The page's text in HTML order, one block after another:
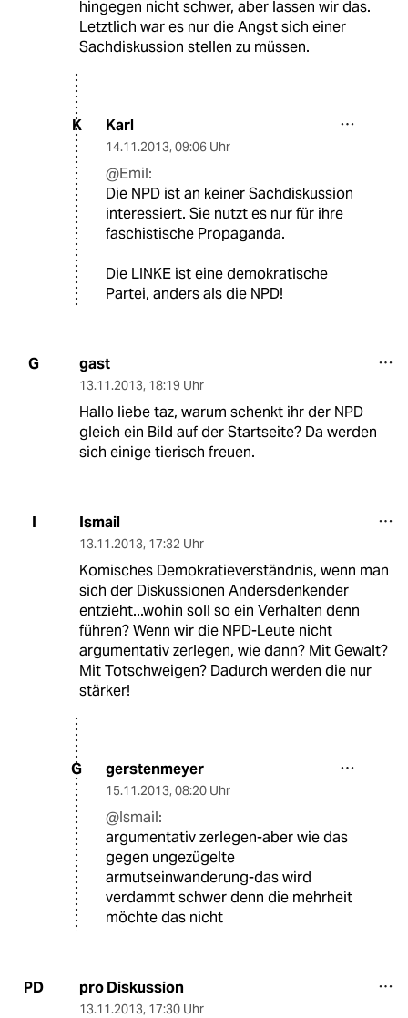
hingegen nicht schwer, aber lassen wir das.
Letztlich war es nur die Angst sich einer
Sachdiskussion stellen zu müssen.
K Karl
14.11.2013, 09:06 Uhr
@Emil:
Die NPD ist an keiner Sachdiskussion
interessiert. Sie nutzt es nur für ihre
faschistische Propaganda.
Die LINKE ist eine demokratische
Partei, anders als die NPD!
G gast
13.11.2013, 18:19 Uhr
Hallo liebe taz, warum schenkt ihr der NPD
gleich ein Bild auf der Startseite? Da werden
sich einige tierisch freuen.
I Ismail
13.11.2013, 17:32 Uhr
Komisches Demokratieverständnis, wenn man
sich der Diskussionen Andersdenkender
entzieht...wohin soll so ein Verhalten denn
führen? Wenn wir die NPD-Leute nicht
argumentativ zerlegen, wie dann? Mit Gewalt?
Mit Totschweigen? Dadurch werden die nur
stärker!
G gerstenmeyer
15.11.2013, 08:20 Uhr
@Ismail:
argumentativ zerlegen-aber wie das
gegen ungezügelte
armutseinwanderung-das wird
verdammt schwer denn die mehrheit
möchte das nicht
PD pro Diskussion
13.11.2013, 17:30 Uhr